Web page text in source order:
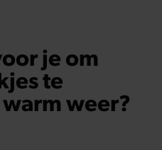
je om
te
weer?